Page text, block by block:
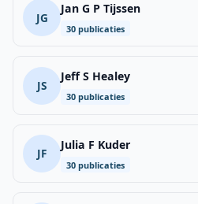
JG
Jan G P Tijssen
30 publicaties
JS
Jeff S Healey
30 publicaties
JF
Julia F Kuder
30 publicaties